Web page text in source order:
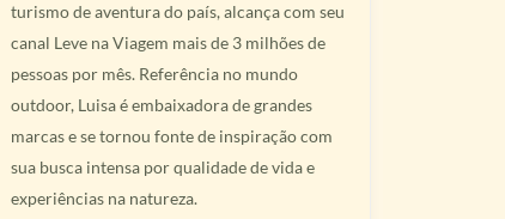
turismo de aventura do país, alcança com seu
canal Leve na Viagem mais de 3 milhões de
pessoas por mês. Referência no mundo
outdoor, Luisa é embaixadora de grandes
marcas e se tornou fonte de inspiração com
sua busca intensa por qualidade de vida e
experiências na natureza.